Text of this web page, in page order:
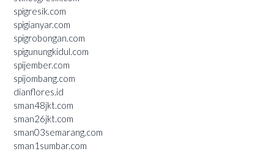
spigresik.com
spigianyar.com
spigrobongan.com
spigunungkidul.com
spijember.com
spijombang.com
dianflores.id
sman48jkt.com
sman26jkt.com
sman03semarang.com
sman1sumbar.com